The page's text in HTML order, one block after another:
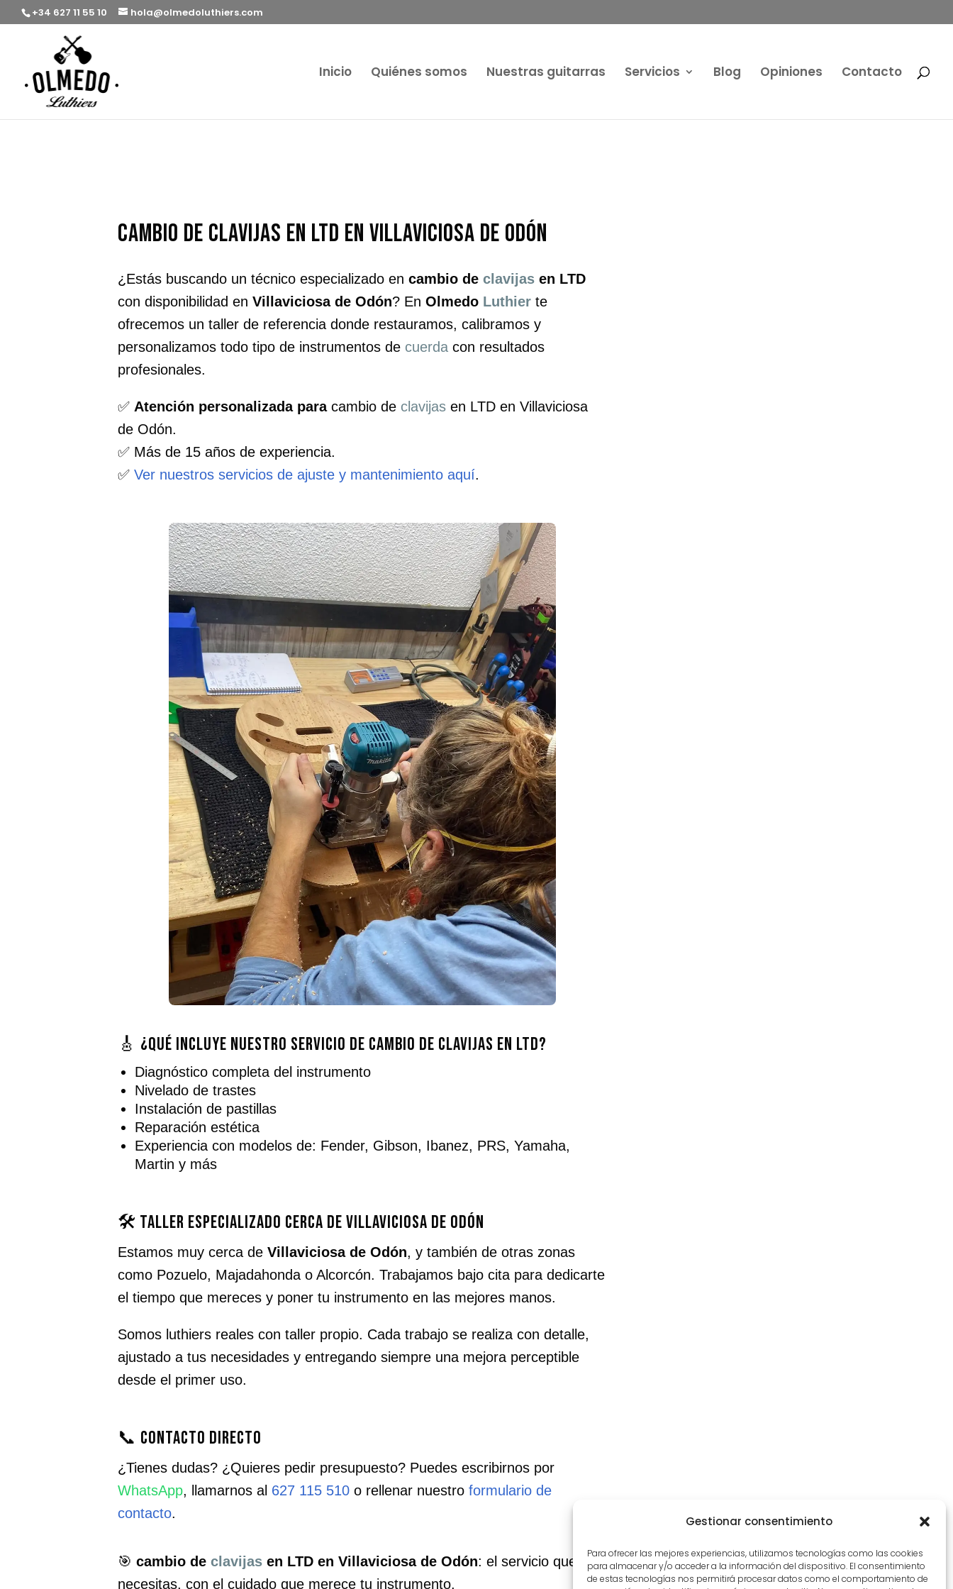
Gestionar consentimiento
Para ofrecer las mejores experiencias, utilizamos tecnologías como las cookies
para almacenar y/o acceder a la información del dispositivo. El consentimiento
de estas tecnologías nos permitirá procesar datos como el comportamiento de
+34 627 11 55 10 hola@olmedoluthiers.com
Inicio Quiénes somos Nuestras guitarras Servicios Blog Opiniones Contacto
cambio de clavijas en LTD en Villaviciosa de Odón
¿Estás buscando un técnico especializado encambio declavijas en LTD
con disponibilidad enVillaviciosa de Odón? EnOlmedo Luthier te
ofrecemos un taller de referencia donde restauramos, calibramos y
personalizamos todo tipo de instrumentos de cuerda con resultados
profesionales.
✅ Atención personalizada paracambio de clavijas en LTD en Villaviciosa
de Odón.
✅ Más de 15 años de experiencia.
✅Ver nuestros servicios de ajuste y mantenimiento aquí.
🎸 ¿Qué incluye nuestro servicio de cambio de clavijas en LTD?
Diagnóstico completa del instrumento
Nivelado de trastes
Instalación de pastillas
Reparación estética
Experiencia con modelos de: Fender, Gibson, Ibanez, PRS, Yamaha,
Martin y más
🛠️ Taller especializado cerca de Villaviciosa de Odón
Estamos muy cerca deVillaviciosa de Odón, y también de otras zonas
como Pozuelo, Majadahonda o Alcorcón. Trabajamos bajo cita para dedicarte
el tiempo que mereces y poner tu instrumento en las mejores manos.
Somos luthiers reales con taller propio. Cada trabajo se realiza con detalle,
ajustado a tus necesidades y entregando siempre una mejora perceptible
desde el primer uso.
📞 Contacto directo
¿Tienes dudas? ¿Quieres pedir presupuesto? Puedes escribirnos por
WhatsApp, llamarnos al 627 115 510 o rellenar nuestroformulario de
contacto.
🎯cambio declavijas en LTD en Villaviciosa de Odón: el servicio que
necesitas, con el cuidado que merece tu instrumento.